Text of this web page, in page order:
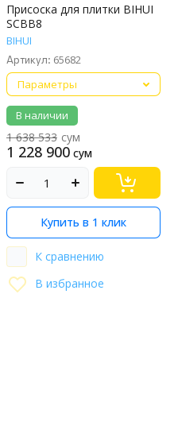
Присоска для плитки BIHUI
SCBB8
BIHUI
Артикул: 65682
Параметры
В наличии
1 638 533 сум
1 228 900 сум
Купить в 1 клик
К сравнению
В избранное